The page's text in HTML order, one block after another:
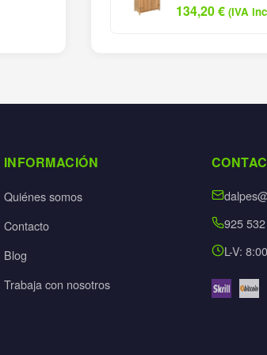
134,20€ (IVA
INFORMACIÓN
Quiénes somos
Contacto
Blog
Trabaja con nosotros
925
L-V: